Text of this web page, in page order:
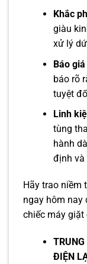
Khắc
giàu
xử lý
Báo
báo rõ
tuyệt
Linh
tùng
hành
định và
Hãy trao niềm
ngay hôm nay
chiếc máy giặt
ĐIỆN